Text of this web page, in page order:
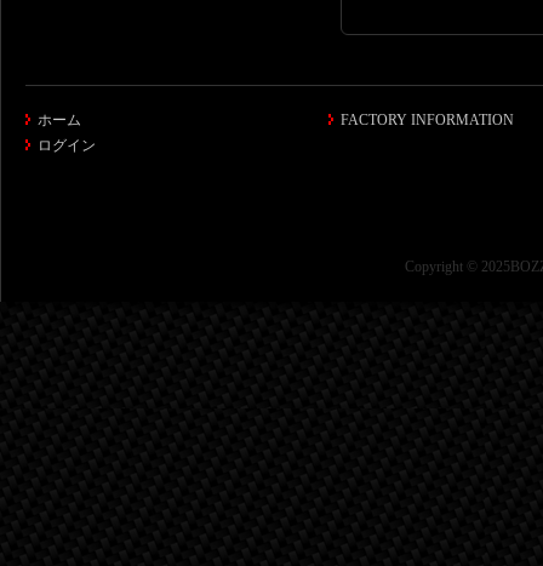
ホーム
ログイン
FACTORY INFORMATION
Copyright ©